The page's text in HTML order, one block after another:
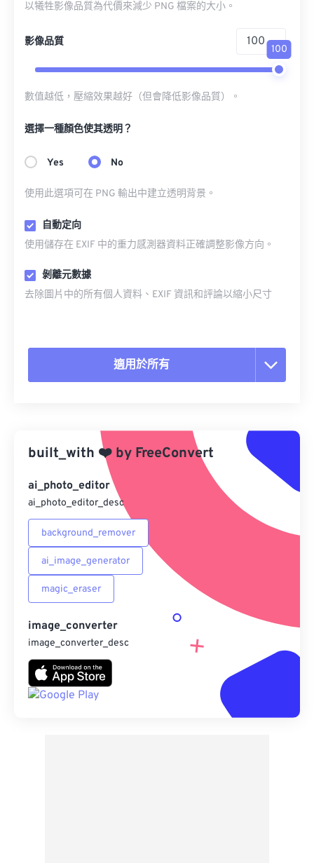
以犧牲影像品質為代價來減少 PNG 檔案的大小。
影像品質
100
數值越低，壓縮效果越好（但會降低影像品質）。
選擇一種顏色使其透明？
Yes No
使用此選項可在 PNG 輸出中建立透明背景。
自動定向
使用儲存在 EXIF 中的重力感測器資料正確調整影像方向。
剝離元數據
去除圖片中的所有個人資料、EXIF 資訊和評論以縮小尺寸
適用於所有
另存為預設
built_with ❤️ by FreeConvert
ai_photo_editor
ai_photo_editor_desc
background_remover
ai_image_generator
magic_eraser
image_converter
image_converter_desc